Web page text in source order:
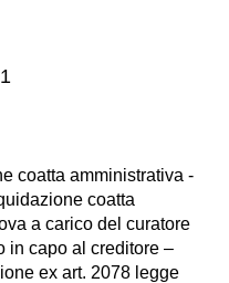
coatta amministrativa -
coatta
a carico del curatore
in capo al creditore –
ex art. 2078 legge